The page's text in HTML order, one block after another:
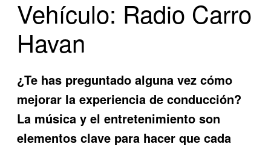
Vehículo: Radio Carro
Havan
¿Te has preguntado alguna vez cómo
mejorar la experiencia de conducción?
La música y el entretenimiento son
elementos clave para hacer que cada